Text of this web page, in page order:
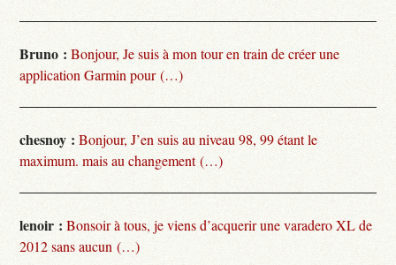
Bruno : Bonjour, Je suis à mon tour en train de créer une
application Garmin pour (…)
chesnoy : Bonjour, J’en suis au niveau 98, 99 étant le
maximum. mais au changement (…)
lenoir : Bonsoir à tous, je viens d’acquerir une varadero XL de
2012 sans aucun (…)